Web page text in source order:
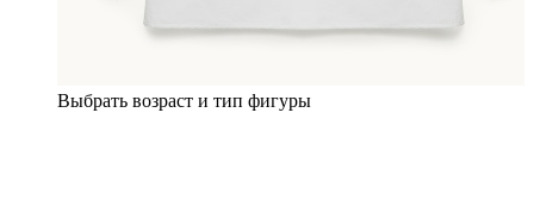
Выбрать возраст и тип фигуры